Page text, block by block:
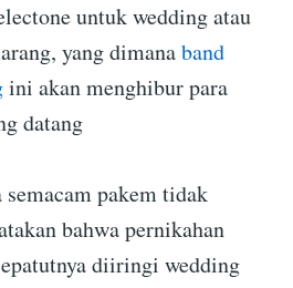
untuk wedding atau
yang dimanaband
ini akan menghibur para
datang
pakem tidak
bahwa pernikahan
diiringi wedding